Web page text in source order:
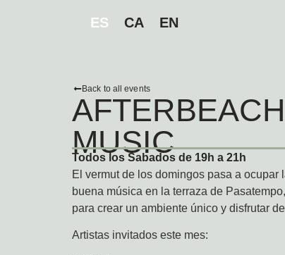
ES CA EN
Back to all events
MUSIC
Todos los Sabados de 19h a 21h
El vermut de los domingos pasa a ocupar
buena música en la terraza de
para crear un ambiente único y disfrutar
Artistas invitados este mes: